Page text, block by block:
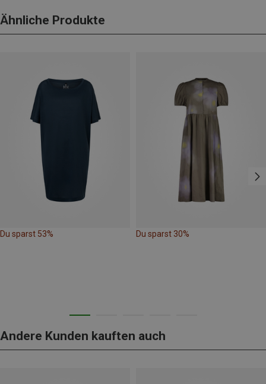
Ähnliche Produkte
Du sparst 53% Du sparst 30%
Andere Kunden kauften auch